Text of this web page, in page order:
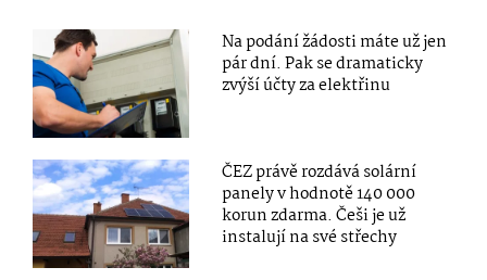
Na podání žádosti máte už jen
pár dní. Pak se dramaticky
zvýší účty za elektřinu
ČEZ právě rozdává solární
panely v hodnotě 140 000
korun zdarma. Češi je už
instalují na své střechy